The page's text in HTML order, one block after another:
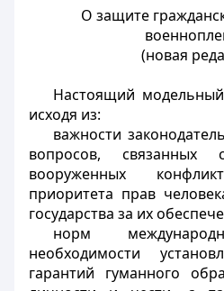
О защите
(новая
Настоящий
исходя из:
важности
вопросов,
вооруженных
приоритета прав
государства за их
норм
необходимости
гарантий гуманного